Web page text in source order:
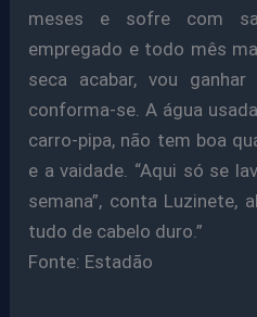
meses e sofre com
empregado e todo mês
seca acabar, vou
conforma-se. A água
carro-pipa, não tem boa
e a vaidade. “Aqui só se
semana”, conta Luzinete,
tudo de cabelo duro.”
Fonte: Estadão